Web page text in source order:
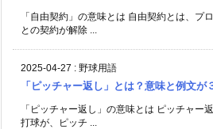
「自由契約」の意味とは 自由契約とは、プ
との契約が解除 ...
2025-04-27 : 野球用語
「ピッチャー返し」とは？意味と例文が
「ピッチャー返し」の意味とは ピッチャー
打球が、ピッチ ...